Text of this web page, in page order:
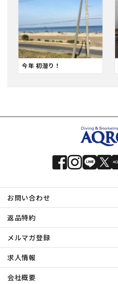
今年 初潜り！
お問い合わせ
返品特約
メルマガ登録
求人情報
会社概要